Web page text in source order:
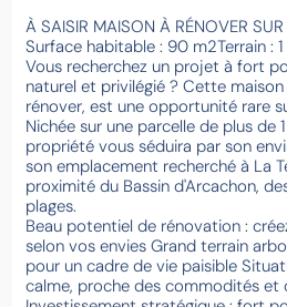
À SAISIR MAISON À RÉNOVER
Surface habitable : 90 m2Terrain :
Vous recherchez un projet à fort
naturel et privilégié ? Cette
rénover, est une opportunité rare
Nichée sur une parcelle de plus
propriété vous séduira par son
son emplacement recherché à La
proximité du Bassin d'Arcachon,
plages.
Beau potentiel de rénovation :
selon vos envies Grand terrain
pour un cadre de vie paisible
calme, proche des commodités et